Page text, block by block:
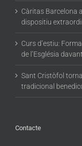
Càritas Barcelona
dispositiu
Curs d’estiu:
de l’Església
Sant Cristòfol
tradicional
Contacte